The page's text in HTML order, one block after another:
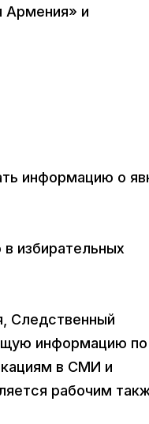
Армения» и
информацию о
избирательных
Следственный
информацию по
в СМИ и
рабочим